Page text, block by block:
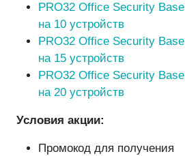
PRO32 Office Security
на 10 устройств
PRO32 Office Security
на 15 устройств
PRO32 Office Security
на 20 устройств
Условия акции:
Промокод для получения